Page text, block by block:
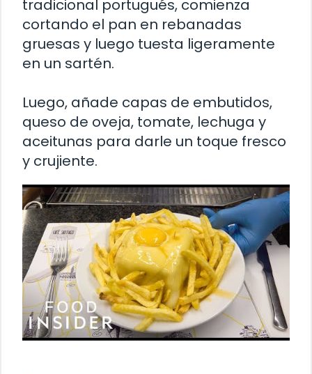
tradicional portugués, comienza
cortando el pan en rebanadas
gruesas y luego tuesta ligeramente
en un sartén.
Luego, añade capas de embutidos,
queso de oveja, tomate, lechuga y
aceitunas para darle un toque fresco
y crujiente.